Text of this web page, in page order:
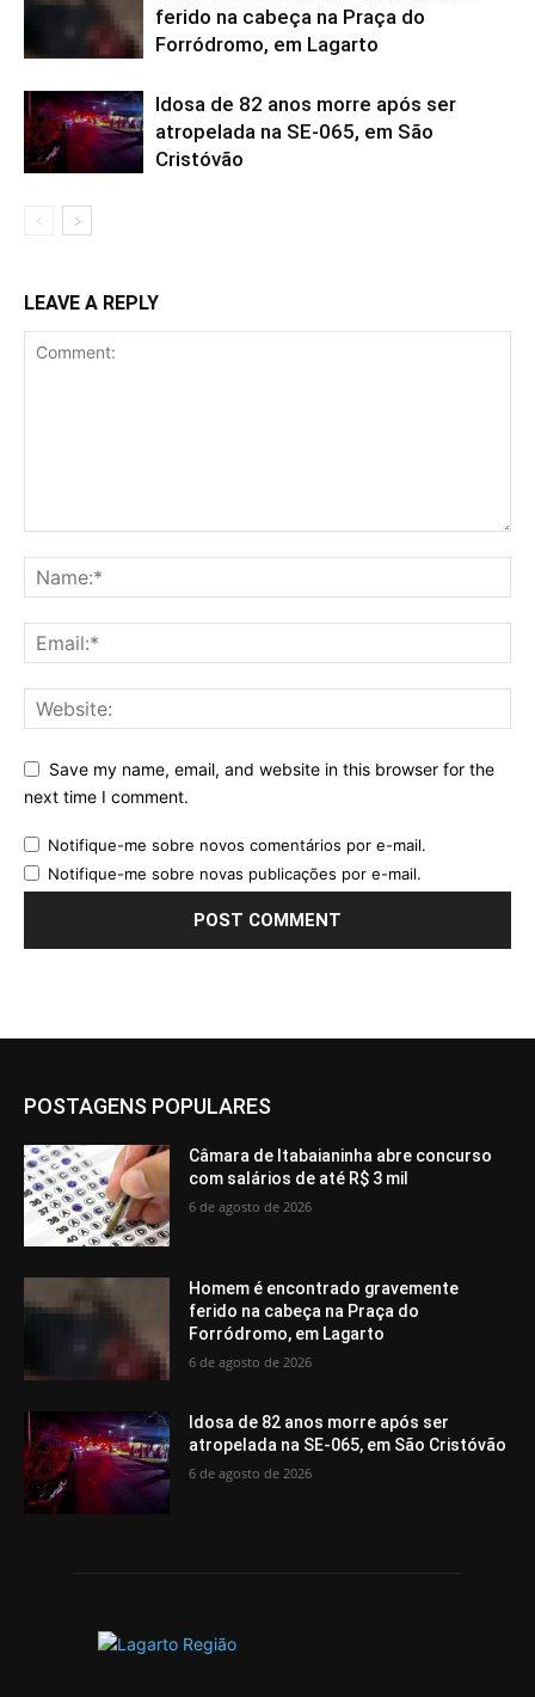
ferido na cabeça na Praça do
Forródromo, em Lagarto
Idosa de 82 anos morre após ser
atropelada na SE-065, em São
Cristóvão
LEAVE A REPLY
Save my name, email, and website in this browser for the
next time I comment.
Notifique-me sobre novos comentários por e-mail.
Notifique-me sobre novas publicações por e-mail.
POSTAGENS POPULARES
Câmara de Itabaianinha abre concurso
com salários de até R$ 3 mil
6 de agosto de 2026
Homem é encontrado gravemente
ferido na cabeça na Praça do
Forródromo, em Lagarto
6 de agosto de 2026
Idosa de 82 anos morre após ser
atropelada na SE-065, em São Cristóvão
6 de agosto de 2026